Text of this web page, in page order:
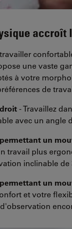
une vaste
à votre
de
- Travaillez
avec un angle
un
travail plus
inclinable de
un
et votre